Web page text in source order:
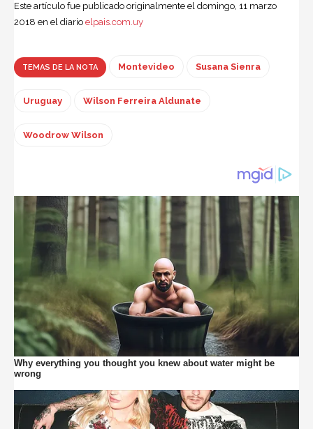
Este artículo fue publicado originalmente el domingo, 11 marzo
2018 en el diario elpais.com.uy
TEMAS DE LA NOTA Montevideo Susana Sienra
Uruguay Wilson Ferreira Aldunate
Woodrow Wilson